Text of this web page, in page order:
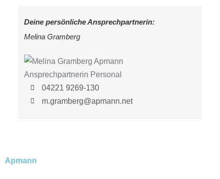
Deine persönliche Ansprechpartnerin:
Melina Gramberg
04221 9269-130
m.gramberg@apmann.net
Apmann